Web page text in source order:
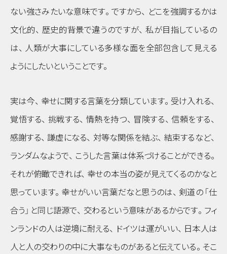
ない強さみたいな意味です。 ですから、
どこを強調するかは
文化的、 歴史的背景で違うのですが、 私が目指しているの
は、
人類が大事にしている多様な面を全部包含して見える
ようにしたいということです。
実は今、 幸せに関する言葉を分類しています。 受け入れる、
覚悟する、 挑戦する、 情熱を持つ、 冒険する、 信頼をする、
感謝する、 謙虚になる、 対等な関係を結ぶ、 結束するなど、
ランダムなようで、 こうした言葉は体系づけることができる。
それが俯瞰できれば、 幸せの本当の姿が見えてくるのかなと
思っています。 幸せがいい言葉だなと思うのは、 剣道の 「仕
合う」 と同じ語源で、 交わるという意味があるからです。 フィ
ンランドの人は逆境に耐える、 ドイツは運がいい、
日本人は
人と人の交わりの中に大事なものがあると伝えている。 そこ